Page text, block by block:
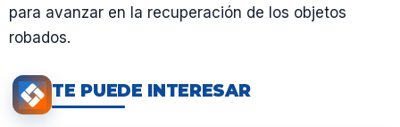
para avanzar en la recuperación de los objetos
robados.
TE PUEDE INTERESAR